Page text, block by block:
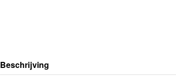
Beschrijving